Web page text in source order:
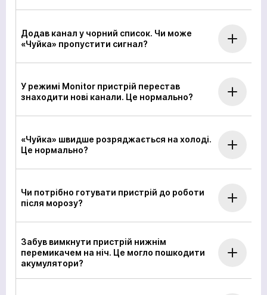
Додав канал у чорний список. Чи може
«Чуйка» пропустити сигнал?
У режимі Monitor пристрій перестав
знаходити нові канали. Це нормально?
«Чуйка» швидше розряджається на холоді.
Це нормально?
Чи потрібно готувати пристрій до роботи
після морозу?
Забув вимкнути пристрій нижнім
перемикачем на ніч. Це могло пошкодити
акумулятори?